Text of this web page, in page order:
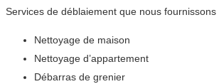
Services de déblaiement que nous fournissons
Nettoyage de maison
Nettoyage d’appartement
Débarras de grenier